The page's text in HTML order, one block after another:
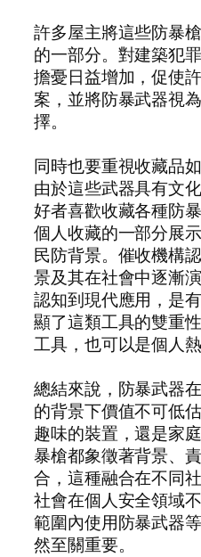
許多屋主將這些防暴
的一部分。對建築犯
擔憂日益增加，促使
案，並將防暴武器視
擇。
同時也要重視收藏品
由於這些武器具有文
好者喜歡收藏各種防
個人收藏的一部分展
民防背景。催收機構
景及其在社會中逐漸
認知到現代應用，是
顯了這類工具的雙重
工具，也可以是個人熱
總結來說，防暴武器
的背景下價值不可低
趣味的裝置，還是家
暴槍都象徵著背景、
合，這種融合在不同
社會在個人安全領域
範圍內使用防暴武器
然至關重要。